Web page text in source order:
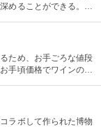
めることができる。ま
ため、お手ごろな値段
手頃価格でワインのテ
ラボして作られた博物